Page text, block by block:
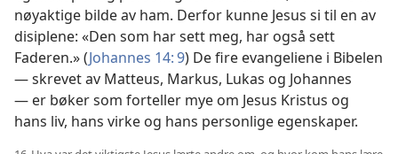
nøyaktige bilde av ham. Derfor kunne Jesus si til en av
disiplene: «Den som har sett meg, har også sett
Faderen.» (Johannes 14: 9) De fire evangeliene i Bibelen
— skrevet av Matteus, Markus, Lukas og Johannes
— er bøker som forteller mye om Jesus Kristus og
hans liv, hans virke og hans personlige egenskaper.